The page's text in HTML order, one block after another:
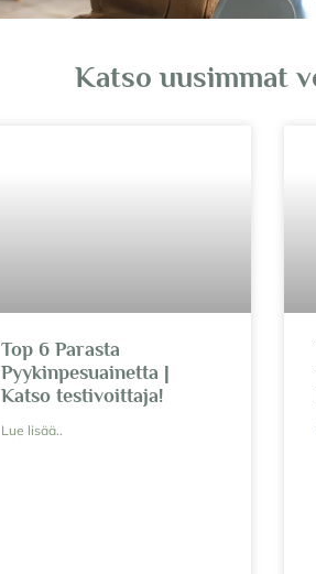
Katso uusimmat
Top 6 Parasta
Pyykinpesuainetta |
Katso testivoittaja!
Lue lisää..